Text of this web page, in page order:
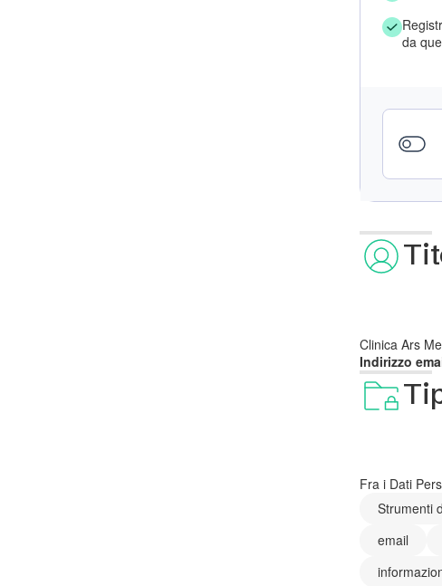
da
Clinica Ars
Indirizzo
Fra i Dati
Strumenti
email